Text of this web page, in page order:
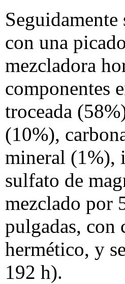
con una
mezcladora
componentes
troceada
(10%),
mineral (1%),
sulfato de
mezclado por
pulgadas, con
hermético, y
192 h).